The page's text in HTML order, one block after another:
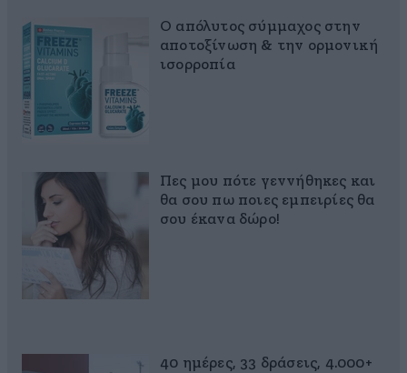
Ο απόλυτος σύμμαχος στην
αποτοξίνωση & την ορμονική
ισορροπία
Πες μου πότε γεννήθηκες και
θα σου πω ποιες εμπειρίες θα
σου έκανα δώρο!
40 ημέρες, 33 δράσεις, 4.000+